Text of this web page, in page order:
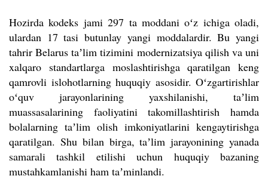
Hozirda kodeks jami 297 ta moddani oʻz ichiga oladi,
ulardan 17 tasi butunlay yangi moddalardir. Bu yangi
tahrir Belarus taʼlim tizimini modernizatsiya qilish va uni
xalqaro standartlarga moslashtirishga qaratilgan keng
qamrovli islohotlarning huquqiy asosidir. Oʻzgartirishlar
oʻquv jarayonlarining yaxshilanishi, taʼlim
muassasalarining faoliyatini takomillashtirish hamda
bolalarning taʼlim olish imkoniyatlarini kengaytirishga
qaratilgan. Shu bilan birga, taʼlim jarayonining yanada
samarali tashkil etilishi uchun huquqiy bazaning
mustahkamlanishi ham taʼminlandi.